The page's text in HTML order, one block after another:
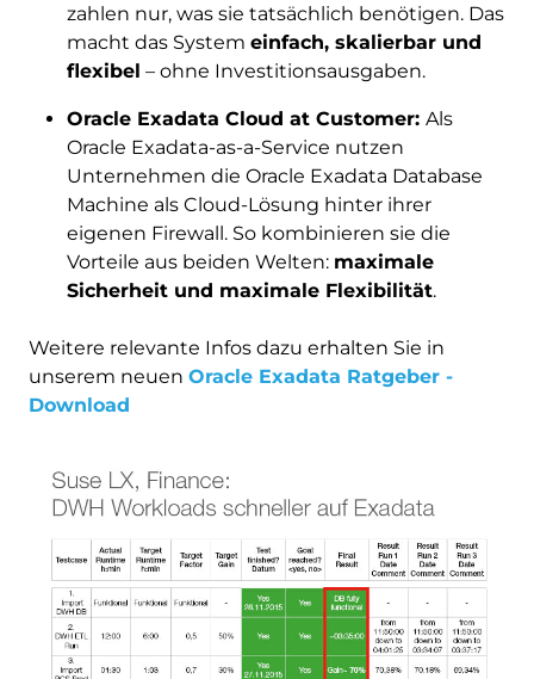
zahlen nur, was sie tatsächlich benötigen. Das
macht das System einfach, skalierbar und
flexibel – ohne Investitionsausgaben.
Oracle Exadata Cloud at Customer: Als
Oracle Exadata-as-a-Service nutzen
Unternehmen die Oracle Exadata Database
Machine als Cloud-Lösung hinter ihrer
eigenen Firewall. So kombinieren sie die
Vorteile aus beiden Welten: maximale
Sicherheit und maximale Flexibilität.
Weitere relevante Infos dazu erhalten Sie in
unserem neuen Oracle Exadata Ratgeber -
Download